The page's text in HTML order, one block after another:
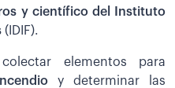
y científico del Instituto
(IDIF).
elementos para
y determinar las